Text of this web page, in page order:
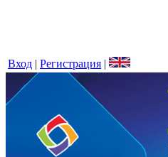
Вход | Регистрация |